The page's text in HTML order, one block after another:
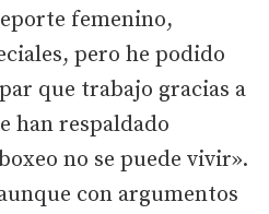
femenino,
pero he podido
que trabajo gracias a
han respaldado
no se puede vivir».
con argumentos